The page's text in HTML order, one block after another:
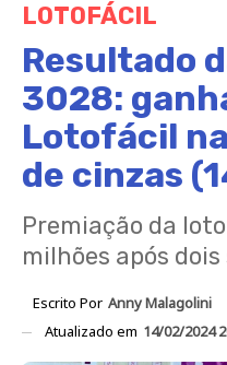
LOTOFÁCIL
Resultado
3028:
Lotofácil
de cinzas
Premiação da
milhões após
Escrito Por Anny Malagolini
Atualizado em 14/02/2024